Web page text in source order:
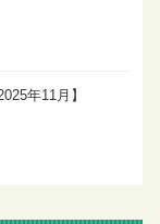
年11月】